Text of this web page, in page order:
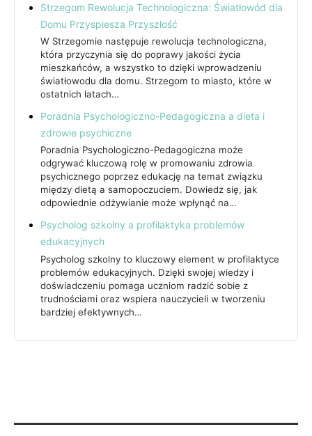
Strzegom Rewolucja Technologiczna: Światłowód dla
Domu Przyspiesza Przyszłość
W Strzegomie następuje rewolucja technologiczna,
która przyczynia się do poprawy jakości życia
mieszkańców, a wszystko to dzięki wprowadzeniu
światłowodu dla domu. Strzegom to miasto, które w
ostatnich latach…
Poradnia Psychologiczno-Pedagogiczna a dieta i
zdrowie psychiczne
Poradnia Psychologiczno-Pedagogiczna może
odgrywać kluczową rolę w promowaniu zdrowia
psychicznego poprzez edukację na temat związku
między dietą a samopoczuciem. Dowiedz się, jak
odpowiednie odżywianie może wpłynąć na…
Psycholog szkolny a profilaktyka problemów
edukacyjnych
Psycholog szkolny to kluczowy element w profilaktyce
problemów edukacyjnych. Dzięki swojej wiedzy i
doświadczeniu pomaga uczniom radzić sobie z
trudnościami oraz wspiera nauczycieli w tworzeniu
bardziej efektywnych…